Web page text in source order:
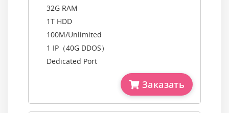
32G RAM
1T HDD
100M/Unlimited
1 IP（40G DDOS）
Dedicated Port
Заказать